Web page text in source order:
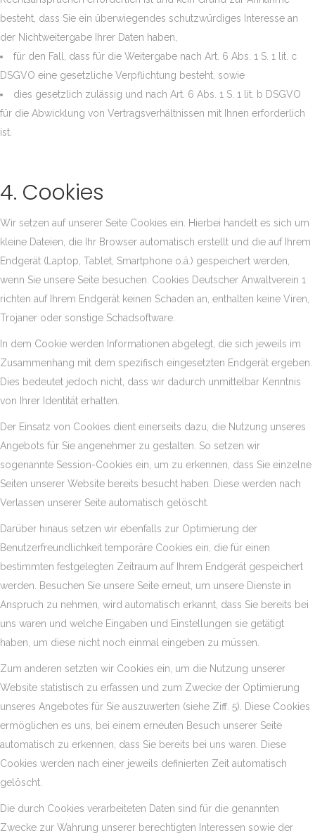
besteht, dass Sie ein überwiegendes schutzwürdiges Interesse an
der Nichtweitergabe Ihrer Daten haben,
für den Fall, dass für die Weitergabe nach Art. 6 Abs. 1 S. 1 lit. c
DSGVO eine gesetzliche Verpflichtung besteht, sowie
dies gesetzlich zulässig und nach Art. 6 Abs. 1 S. 1 lit. b DSGVO
für die Abwicklung von Vertragsverhältnissen mit Ihnen erforderlich
ist.
4. Cookies
Wir setzen auf unserer Seite Cookies ein. Hierbei handelt es sich um
kleine Dateien, die Ihr Browser automatisch erstellt und die auf Ihrem
Endgerät (Laptop, Tablet, Smartphone o.ä.) gespeichert werden,
wenn Sie unsere Seite besuchen. Cookies Deutscher Anwaltverein 1
richten auf Ihrem Endgerät keinen Schaden an, enthalten keine Viren,
Trojaner oder sonstige Schadsoftware.
In dem Cookie werden Informationen abgelegt, die sich jeweils im
Zusammenhang mit dem spezifisch eingesetzten Endgerät ergeben.
Dies bedeutet jedoch nicht, dass wir dadurch unmittelbar Kenntnis
von Ihrer Identität erhalten.
Der Einsatz von Cookies dient einerseits dazu, die Nutzung unseres
Angebots für Sie angenehmer zu gestalten. So setzen wir
sogenannte Session-Cookies ein, um zu erkennen, dass Sie einzelne
Seiten unserer Website bereits besucht haben. Diese werden nach
Verlassen unserer Seite automatisch gelöscht.
Darüber hinaus setzen wir ebenfalls zur Optimierung der
Benutzerfreundlichkeit temporäre Cookies ein, die für einen
bestimmten festgelegten Zeitraum auf Ihrem Endgerät gespeichert
werden. Besuchen Sie unsere Seite erneut, um unsere Dienste in
Anspruch zu nehmen, wird automatisch erkannt, dass Sie bereits bei
uns waren und welche Eingaben und Einstellungen sie getätigt
haben, um diese nicht noch einmal eingeben zu müssen.
Zum anderen setzten wir Cookies ein, um die Nutzung unserer
Website statistisch zu erfassen und zum Zwecke der Optimierung
unseres Angebotes für Sie auszuwerten (siehe Ziff. 5). Diese Cookies
ermöglichen es uns, bei einem erneuten Besuch unserer Seite
automatisch zu erkennen, dass Sie bereits bei uns waren. Diese
Cookies werden nach einer jeweils definierten Zeit automatisch
gelöscht.
Die durch Cookies verarbeiteten Daten sind für die genannten
Zwecke zur Wahrung unserer berechtigten Interessen sowie der